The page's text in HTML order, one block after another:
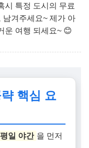
시 특정 도시의 무료
남겨주세요~ 제가 아
운 여행 되세요~ 😊
핵심 요
일 야간 을 먼저